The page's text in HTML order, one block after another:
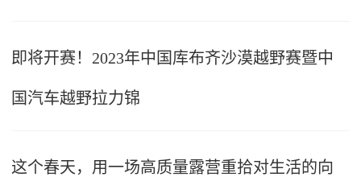
即将开赛！2023年中国库布齐沙漠越野赛暨中
国汽车越野拉力锦
这个春天，用一场高质量露营重拾对生活的向